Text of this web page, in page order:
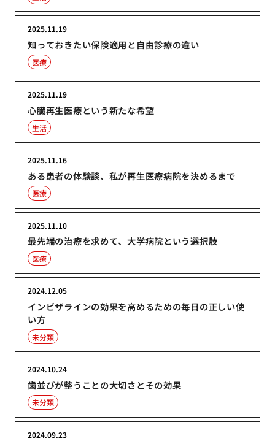
知っておきたい保険適用と自由診療の違い
2025.11.19
医療
心臓再生医療という新たな希望
2025.11.19
生活
ある患者の体験談、私が再生医療病院を決めるまで
2025.11.16
医療
最先端の治療を求めて、大学病院という選択肢
2025.11.10
医療
インビザラインの効果を高めるための毎日の正しい使
い方
2024.12.05
未分類
歯並びが整うことの大切さとその効果
2024.10.24
未分類
2024.09.23